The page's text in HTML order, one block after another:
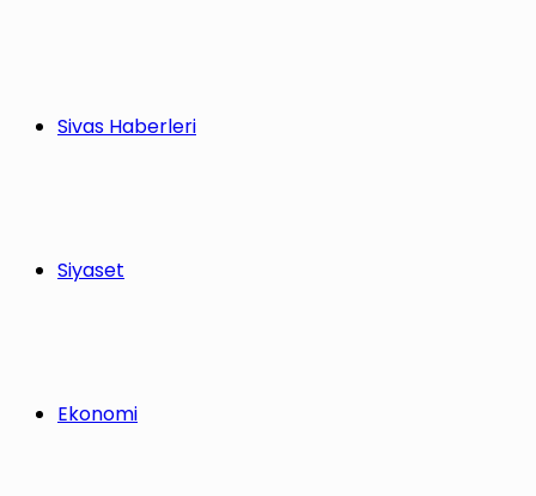
Sivas Haberleri
Siyaset
Ekonomi